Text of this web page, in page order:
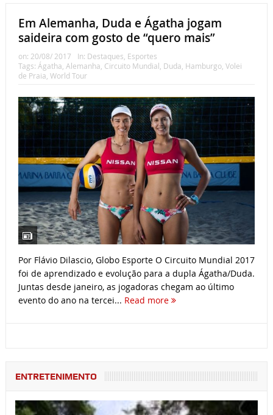
Em Alemanha, Duda e Ágatha jogam
saideira com gosto de “quero mais”
on: 20/08/ 2017 In: Destaques, Esportes
Tags: Ágatha, Alemanha, Circuito Mundial, Duda, Hamburgo, Volei
de Praia, World Tour
Por Flávio Dilascio, Globo Esporte O Circuito Mundial 2017
foi de aprendizado e evolução para a dupla Ágatha/Duda.
Juntas desde janeiro, as jogadoras chegam ao último
evento do ano na tercei... Read more
ENTRETENIMENTO